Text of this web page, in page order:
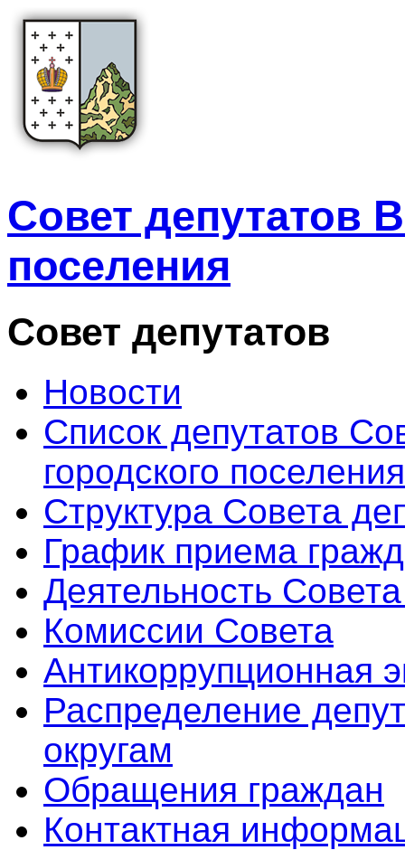
Совет депутатов
поселения
Совет депутатов
Новости
Список депутатов
городского поселения
Структура Совета
График приема
Деятельность
Комиссии Совета
Антикоррупционная
Распределение
округам
Обращения граждан
Контактная